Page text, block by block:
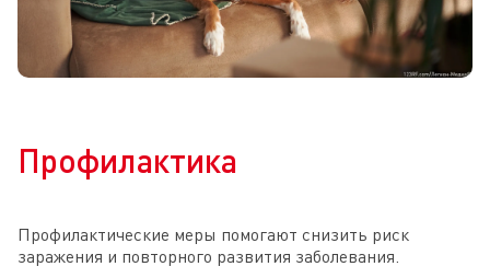
Профилактика
Профилактические меры помогают снизить риск
заражения и повторного развития заболевания.